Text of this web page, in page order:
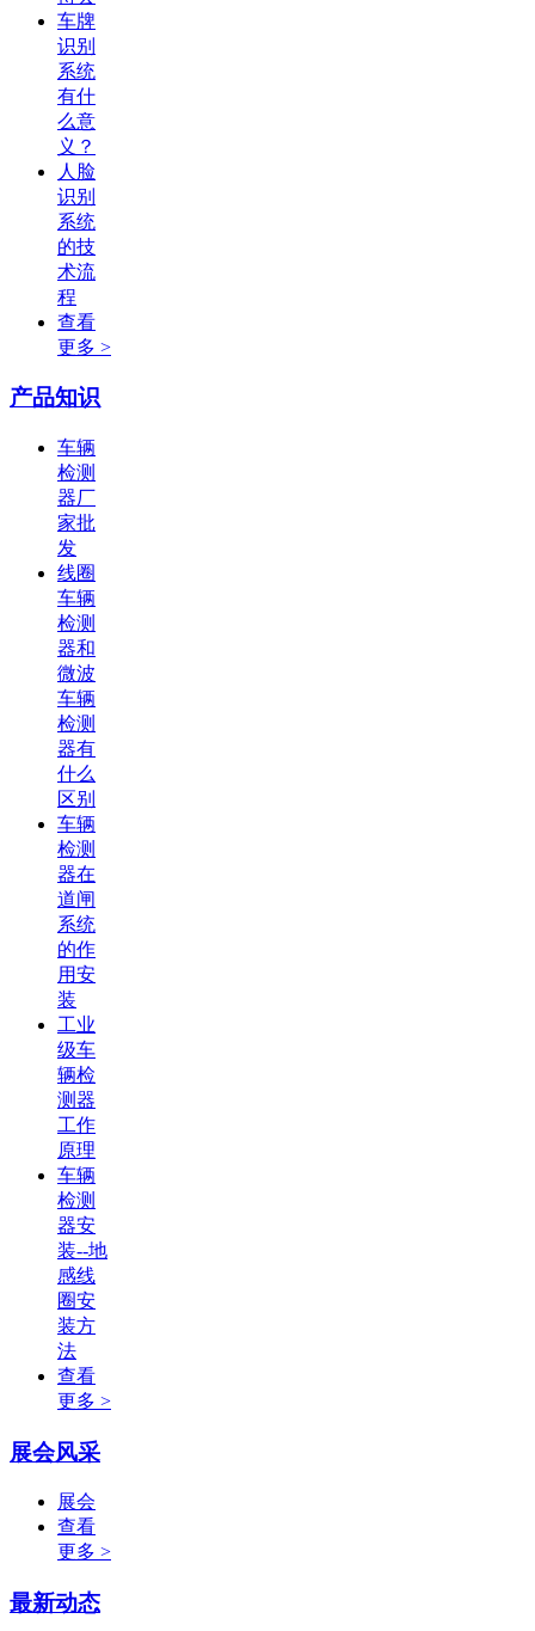
车牌
识别
系统
有什
么意
义？
人脸
识别
系统
的技
术流
程
查看
更多 >
产品知识
车辆
检测
器厂
家批
发
线圈
车辆
检测
器和
微波
车辆
检测
器有
什么
区别
车辆
检测
器在
道闸
系统
的作
用安
装
工业
级车
辆检
测器
工作
原理
车辆
检测
器安
装--地
感线
圈安
装方
法
查看
更多 >
展会风采
展会
查看
更多 >
最新动态